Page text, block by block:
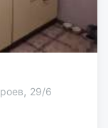
, 29/6